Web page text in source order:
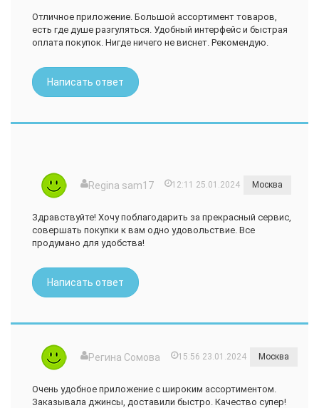
Отличное приложение. Большой ассортимент товаров,
есть где душе разгуляться. Удобный интерфейс и быстрая
оплата покупок. Нигде ничего не виснет. Рекомендую.
Написать ответ
Regina sam17 12:11 25.01.2024 Москва
Здравствуйте! Хочу поблагодарить за прекрасный сервис,
совершать покупки к вам одно удовольствие. Все
продумано для удобства!
Написать ответ
Регина Сомова 15:56 23.01.2024 Москва
Очень удобное приложение с широким ассортиментом.
Заказывала джинсы, доставили быстро. Качество супер!